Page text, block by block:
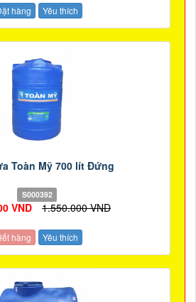
hàng Yêu thích
Toàn Mỹ 700 lít Đứng
S000392
VND 1.550.000 VND
hàng Yêu thích